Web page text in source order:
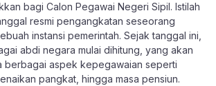
bagi Calon Pegawai Negeri Sipil. Istilah
resmi pengangkatan seseorang
instansi pemerintah. Sejak tanggal ini,
abdi negara mulai dihitung, yang akan
berbagai aspek kepegawaian seperti
pangkat, hingga masa pensiun.